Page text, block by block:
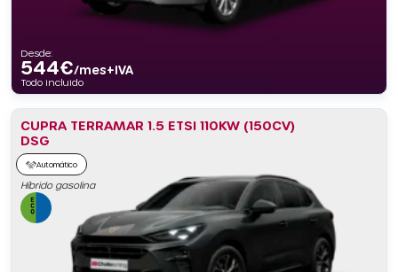
Desde:
544€/mes+IVA
Todo incluido
CUPRA TERRAMAR 1.5 ETSI 110KW (150CV)
DSG
Automático
Híbrido gasolina